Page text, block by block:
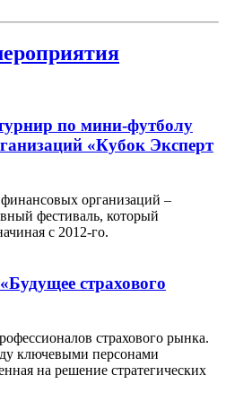
по мини-футболу
«Кубок Эксперт
организаций –
фестиваль, который
с 2012-го.
страхового
страхового рынка.
ключевыми персонами
на решение стратегических